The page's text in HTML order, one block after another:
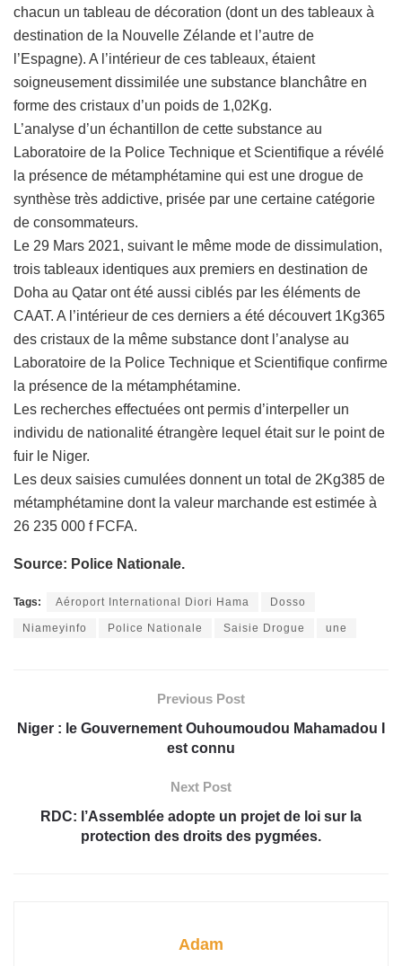
chacun un tableau de décoration (dont un des tableaux à
destination de la Nouvelle Zélande et l’autre de
l’Espagne). A l’intérieur de ces tableaux, étaient
soigneusement dissimilée une substance blanchâtre en
forme des cristaux d’un poids de 1,02Kg.
L’analyse d’un échantillon de cette substance au
Laboratoire de la Police Technique et Scientifique a révélé
la présence de métamphétamine qui est une drogue de
synthèse très addictive, prisée par une certaine catégorie
de consommateurs.
Le 29 Mars 2021, suivant le même mode de dissimulation,
trois tableaux identiques aux premiers en destination de
Doha au Qatar ont été aussi ciblés par les éléments de
CAAT. A l’intérieur de ces derniers a été découvert 1Kg365
des cristaux de la même substance dont l’analyse au
Laboratoire de la Police Technique et Scientifique confirme
la présence de la métamphétamine.
Les recherches effectuées ont permis d’interpeller un
individu de nationalité étrangère lequel était sur le point de
fuir le Niger.
Les deux saisies cumulées donnent un total de 2Kg385 de
métamphétamine dont la valeur marchande est estimée à
26 235 000 f FCFA.
Source: Police Nationale.
Tags: Aéroport International Diori Hama Dosso
Niameyinfo Police Nationale Saisie Drogue une
Previous Post
Niger : le Gouvernement Ouhoumoudou Mahamadou I
est connu
Next Post
RDC: l’Assemblée adopte un projet de loi sur la
protection des droits des pygmées.
Adam